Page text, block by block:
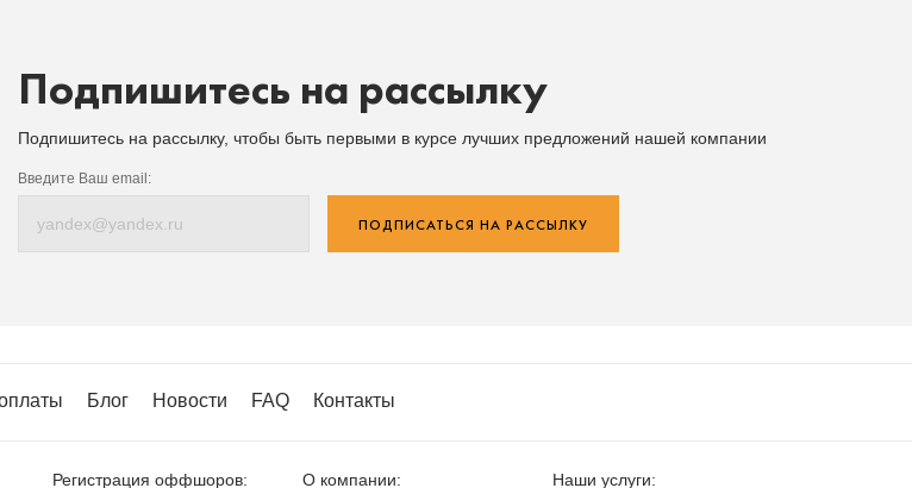
Подпишитесь на рассылку
Подпишитесь на рассылку, чтобы быть первыми в курсе лучших предложений нашей компании
Введите Ваш email:
ПОДПИСАТЬСЯ НА РАССЫЛКУ
Блог Новости FAQ Контакты
Регистрация оффшоров: О компании: Наши услуги: